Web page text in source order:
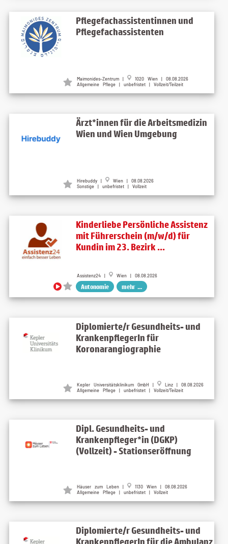
Pflegefachassistentinnen und
Pflegefachassistenten
Maimonides-Zentrum |
1020 Wien | 08.08.2026
Allgemeine Pflege | unbefristet | Vollzeit/Teilzeit
Ärzt*innen für die Arbeitsmedizin
Wien und Wien Umgebung
Hirebuddy |
Wien | 08.08.2026
Sonstige | unbefristet | Vollzeit
Kinderliebe Persönliche Assistenz
mit Führerschein (m/w/d) für
Kundin im 23. Bezirk ...
Assistenz24 | Wien | 08.08.2026
Autonomie mehr ...
Diplomierte/r Gesundheits- und
KrankenpflegerIn für
Koronarangiographie
Kepler Universitätsklinikum GmbH |
Linz | 08.08.2026
Allgemeine Pflege | unbefristet | Vollzeit/Teilzeit
Dipl. Gesundheits- und
Krankenpfleger*in (DGKP)
(Vollzeit) - Stationseröffnung
Häuser zum Leben |
1130 Wien | 08.08.2026
Allgemeine Pflege | unbefristet | Vollzeit
Diplomierte/r Gesundheits- und
KrankenpflegerIn für die Ambulanz